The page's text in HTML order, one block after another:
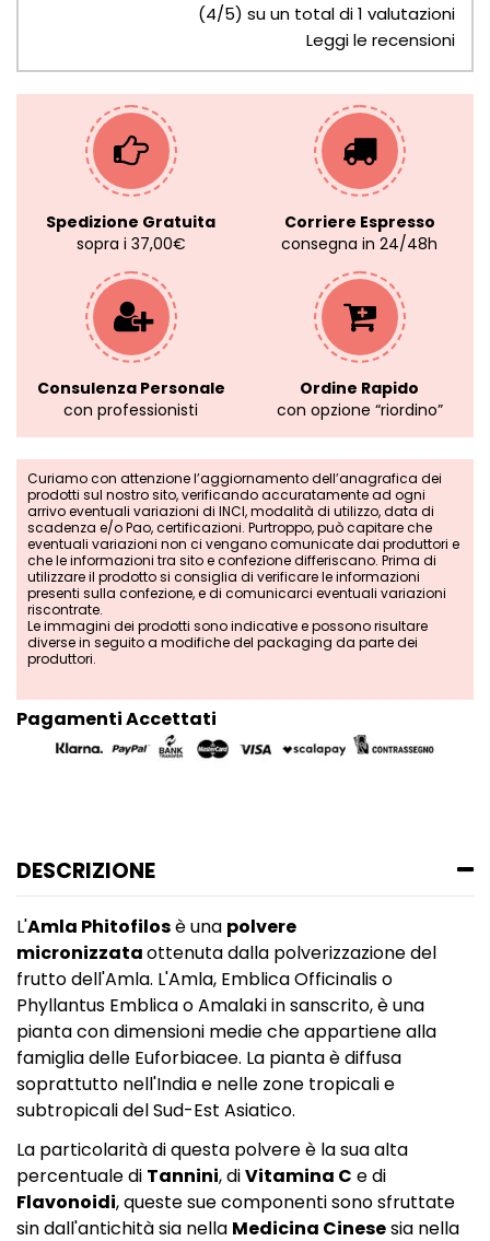
(4/5) su un total di 1 valutazioni
Leggi le recensioni
Spedizione Gratuita
sopra i 37,00€
Corriere Espresso
consegna in 24/48h
Consulenza Personale
con professionisti
Ordine Rapido
con opzione “riordino”
Curiamo con attenzione l’aggiornamento dell’anagrafica dei
prodotti sul nostro sito, verificando accuratamente ad ogni
arrivo eventuali variazioni di INCI, modalità di utilizzo, data di
scadenza e/o Pao, certificazioni. Purtroppo, può capitare che
eventuali variazioni non ci vengano comunicate dai produttori e
che le informazioni tra sito e confezione differiscano. Prima di
utilizzare il prodotto si consiglia di verificare le informazioni
presenti sulla confezione, e di comunicarci eventuali variazioni
riscontrate.
Le immagini dei prodotti sono indicative e possono risultare
diverse in seguito a modifiche del packaging da parte dei
produttori.
Pagamenti Accettati
DESCRIZIONE
L'Amla Phitofilosè una polvere
micronizzataottenuta dalla polverizzazione del
frutto dell'Amla. L'Amla, Emblica Officinalis o
Phyllantus Emblica o Amalaki in sanscrito, è una
pianta con dimensioni medie che appartiene alla
famiglia delle Euforbiacee. La pianta è diffusa
soprattutto nell'India e nelle zone tropicali e
subtropicali del Sud-Est Asiatico.
La particolarità di questa polvere è la sua alta
percentuale di Tannini, diVitamina C e di
Flavonoidi, queste sue componenti sono sfruttate
sin dall'antichità sia nella Medicina Cinesesia nella